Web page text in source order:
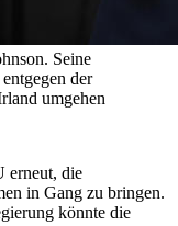
Seine
der
umgehen
erneut, die
in Gang zu bringen.
könnte die